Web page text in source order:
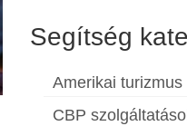
Segítség
Amerikai turizmus
CBP